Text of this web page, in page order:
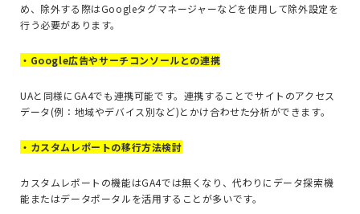
め、除外する際はGoogleタグマネージャーなどを使用して除外設定を
行う必要があります。
・Google広告やサーチコンソールとの連携
UAと同様にGA4でも連携可能です。連携することでサイトのアクセス
データ(例：地域やデバイス別など)とかけ合わせた分析ができます。
・カスタムレポートの移行方法検討
カスタムレポートの機能はGA4では無くなり、代わりにデータ探索機
能またはデータポータルを活用することが多いです。